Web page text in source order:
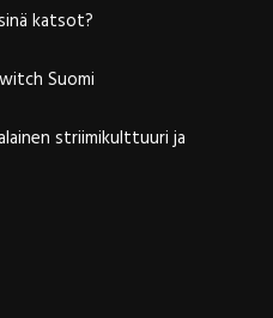
katsot?
Suomi
striimikulttuuri ja